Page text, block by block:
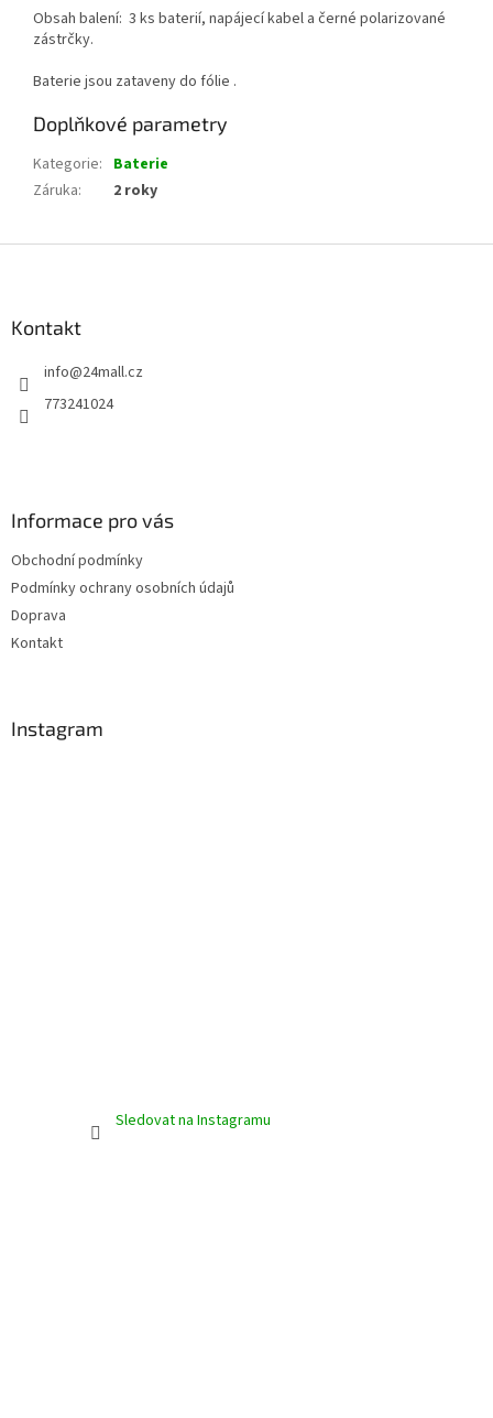
Obsah balení: 3 ks baterií, napájecí kabel a černé polarizované
zástrčky.
Baterie jsou zataveny do fólie .
Doplňkové parametry
Kategorie: Baterie
Záruka: 2 roky
Kontakt
info@24mall.cz
773241024
Informace pro vás
Obchodní podmínky
Podmínky ochrany osobních údajů
Doprava
Kontakt
Instagram
Sledovat na Instagramu